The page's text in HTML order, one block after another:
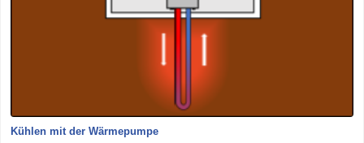
Kühlen mit der Wärmepumpe